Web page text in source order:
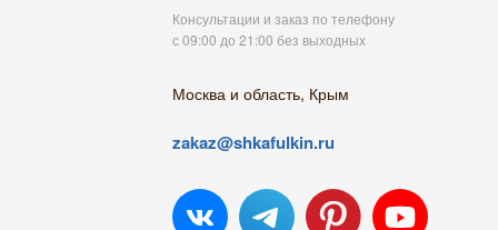
Консультации и заказ по телефону
с 09:00 до 21:00 без выходных
Москва и область, Крым
zakaz@shkafulkin.ru